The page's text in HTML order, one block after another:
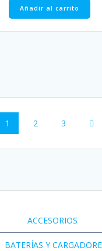
Añadir al carrito
Página
1 Página
2 Página
3
ACCESORIOS
BATERÍAS Y